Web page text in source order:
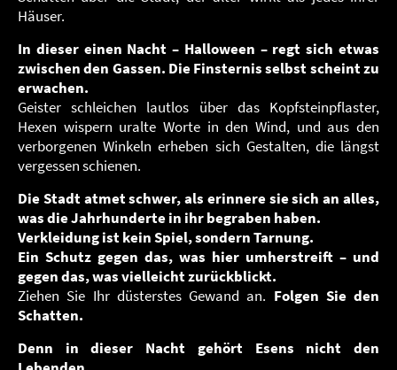
Häuser.
In dieser einen Nacht – Halloween – regt sich etwas
zwischen den Gassen. Die Finsternis selbst scheint zu
erwachen.
Geister schleichen lautlos über das Kopfsteinpflaster,
Hexen wispern uralte Worte in den Wind, und aus den
verborgenen Winkeln erheben sich Gestalten, die längst
vergessen schienen.
Die Stadt atmet schwer, als erinnere sie sich an alles,
was die Jahrhunderte in ihr begraben haben.
Verkleidung ist kein Spiel, sondern Tarnung.
Ein Schutz gegen das, was hier umherstreift – und
gegen das, was vielleicht zurückblickt.
Ziehen Sie Ihr düsterstes Gewand an. Folgen Sie den
Schatten.
Denn in dieser Nacht gehört Esens nicht den